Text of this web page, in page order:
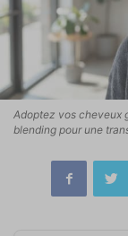
Adoptez vos cheveux
blending pour une